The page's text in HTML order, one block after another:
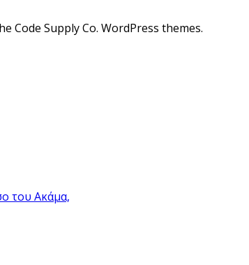
Code Supply Co. WordPress themes.
του Ακάμα,